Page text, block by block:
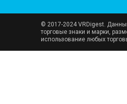
© 2017-2024 VRDigest.
торговые знаки и марки,
использование любых